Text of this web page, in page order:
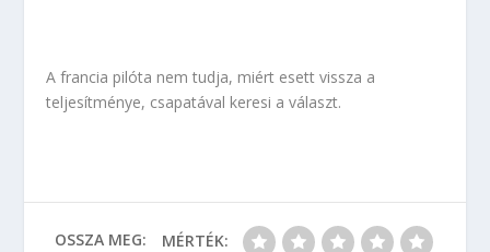
A francia pilóta nem tudja, miért esett vissza a
teljesítménye, csapatával keresi a választ.
OSSZA MEG: MÉRTÉK: